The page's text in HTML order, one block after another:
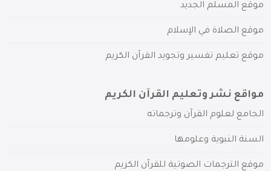
موقع المسلم الجديد
موقع الصلاة في الإسلام
موقع تعليم تفسير وتجويد القرآن الكريم
مواقع نشر وتعليم القرآن الكريم
الجامع لعلوم القرآن وترجماته
السنة النبوية وعلومها
موقع الترجمات الصوتية للقرآن الكريم